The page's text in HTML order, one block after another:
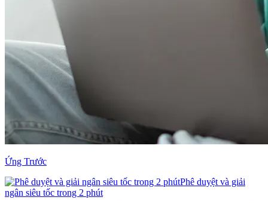
Ứng Trước
Phê duyệt và giải
ngân siêu tốc trong 2 phút